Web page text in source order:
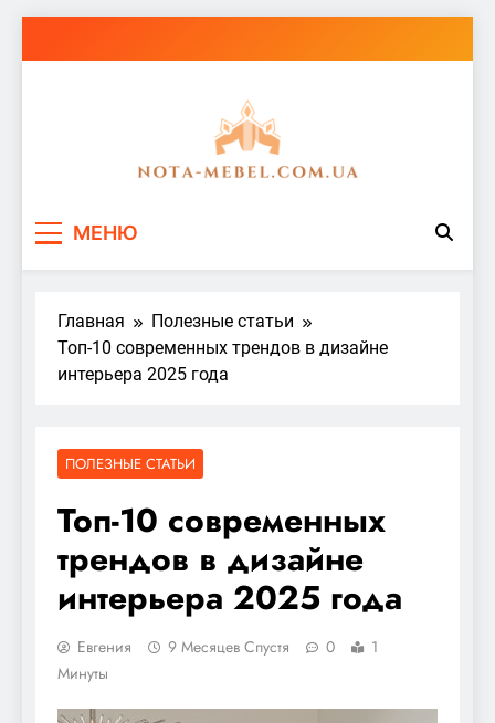
МЕНЮ
Главная
Полезные статьи
Топ-10 современных трендов в дизайне
интерьера 2025 года
ПОЛЕЗНЫЕ СТАТЬИ
Топ-10 современных
трендов в дизайне
интерьера 2025 года
Евгения 9 Месяцев Спустя 0
1
Минуты